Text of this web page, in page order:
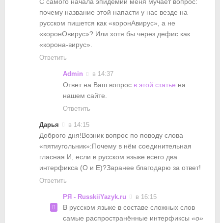
С самого начала эпидемии меня мучает вопрос:
почему название этой напасти у нас везде на
русском пишется как «коронАвирус», а не
«коронОвирус»? Или хотя бы через дефис как
«корона-вирус».
Ответить
Admin в 14:37
Ответ на Ваш вопрос в этой статье на
нашем сайте.
Ответить
Дарья в 14:15
Доброго дня!Возник вопрос по поводу слова
«пятиугольник»:Почему в нём соединительная
гласная И, если в русском языке всего два
интерфикса (О и Е)?Заранее благодарю за ответ!
Ответить
РЯ - RusskiiYazyk.ru в 16:15
В русском языке в составе сложных слов
самые распространённые интерфиксы «о»